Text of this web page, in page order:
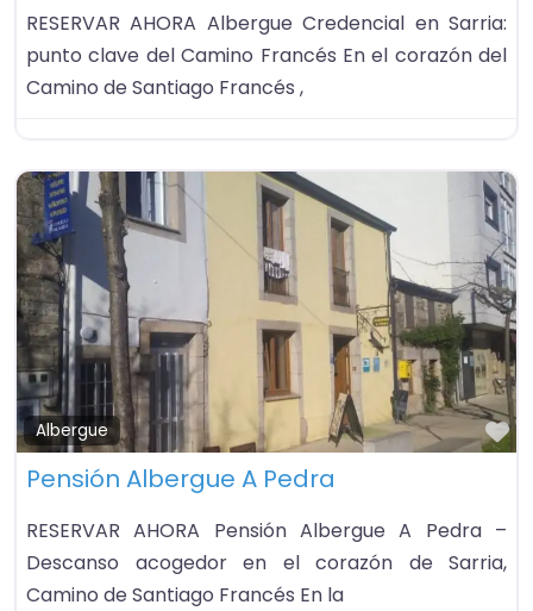
RESERVAR AHORA Albergue Credencial en Sarria:
punto clave del Camino Francés En el corazón del
Camino de Santiago Francés ,
Albergue
Pensión Albergue A Pedra
RESERVAR AHORA Pensión Albergue A Pedra –
Descanso acogedor en el corazón de Sarria,
Camino de Santiago Francés En la